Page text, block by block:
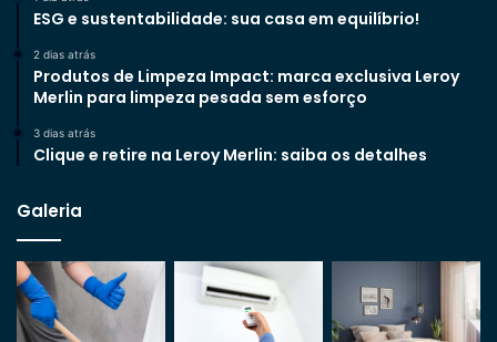
ESG e sustentabilidade: sua casa em equilíbrio!
2 dias atrás
Produtos de Limpeza Impact: marca exclusiva Leroy
Merlin para limpeza pesada sem esforço
3 dias atrás
Clique e retire na Leroy Merlin: saiba os detalhes
Galeria